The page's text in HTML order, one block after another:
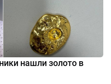
нашли золото в